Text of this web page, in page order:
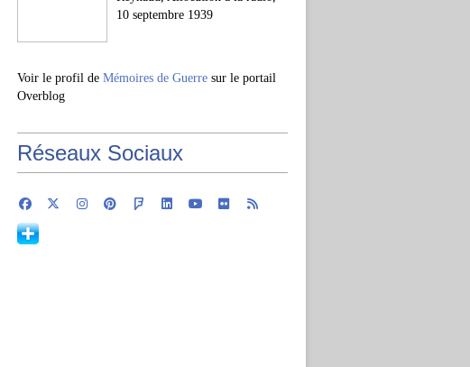
10 septembre 1939
Voir le profil de Mémoires de Guerre sur le portail
Overblog
Réseaux Sociaux